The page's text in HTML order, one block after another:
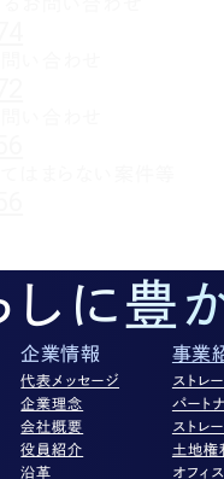
しに豊
企業情報
代表メッセージ
企業理念
会社概要
役員紹介
沿革
事業
ストレ
パート
ストレ
土地権
オフィ